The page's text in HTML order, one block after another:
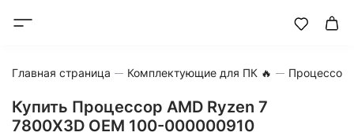
Главная страница Комплектующие для ПК 🔥
Купить Процессор AMD Ryzen 7
7800X3D OEM 100-000000910